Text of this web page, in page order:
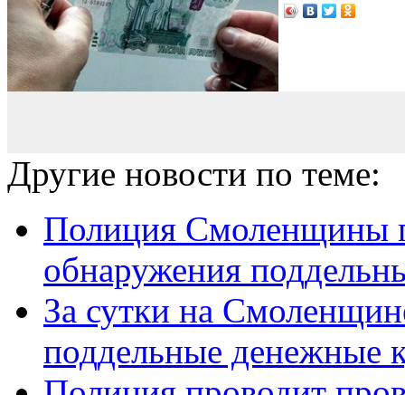
Другие новости по теме:
Полиция Смоленщины
обнаружения
За сутки на
поддельные денежные